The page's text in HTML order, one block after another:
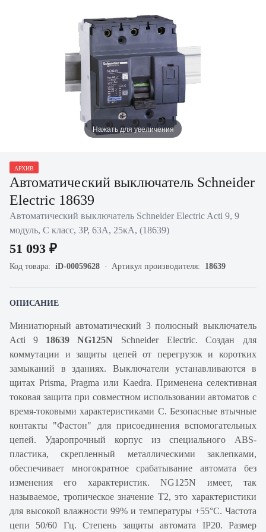
Нажать для увеличения
АРХИВ
Автоматический выключатель Schneider
Electric 18639
Автоматический выключатель Schneider Electric Acti 9, 9
модуль, C класс, 3P, 63А, 25кА, (18639)
51 093 ₽
Код товара: iD-00059628 Артикул производителя: 18639
ОПИСАНИЕ
Миниатюрный автоматический 3 полюсный выключатель
Acti 9 18639 NG125N Schneider Electric. Создан для
коммутации и защиты цепей от перегрузок и коротких
замыканий в зданиях. Выключатели устанавливаются в
щитах Prisma, Pragma или Kaedra. Применена селективная
токовая защита при совместном использовании автоматов с
время-токовыми характеристиками C. Безопасные втычные
контакты "Фастон" для присоединения вспомогательных
цепей. Ударопрочный корпус из специального ABS-
пластика, скрепленный металлическими заклепками,
обеспечивает многократное срабатывание автомата без
изменения его характеристик. NG125N имеет, так
называемое, тропическое значение Т2, это характеристики
для высокой влажности 99% и температуры +55°С. Частота
цепи 50/60 Гц. Степень защиты автомата IP20. Размер